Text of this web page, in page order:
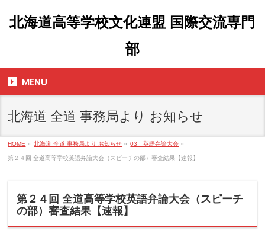
北海道高等学校文化連盟 国際交流専門
部
MENU
北海道 全道 事務局より お知らせ
HOME » 北海道 全道 事務局より お知らせ » 03 英語弁論大会 »
第２４回 全道高等学校英語弁論大会（スピーチの部）審査結果【速報】
第２４回 全道高等学校英語弁論大会（スピーチ
の部）審査結果【速報】